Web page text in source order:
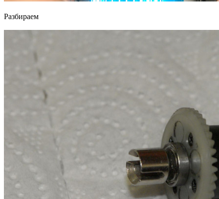
Разбираем